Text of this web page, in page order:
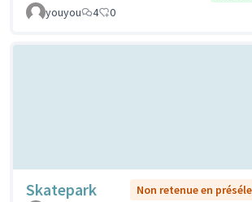
youyou
4 0
Skatepark
Non retenue en